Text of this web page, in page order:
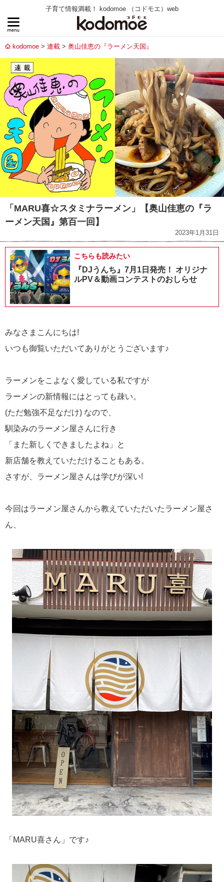
子育て情報満載！ kodomoe （コドモエ）web
kodomoe 連載 奥山佳恵の『ラーメン天国』
「MARU喜☆スタミナラーメン」【奥山佳恵の『ラ
ーメン天国』第百一回】
2023年1月31日
こちらも読みたい
『DJうんち』7月1日発売！ オリジナ
ルPV＆動画コンテストのおしらせ
みなさまこんにちは!
いつも御覧いただいてありがとうございます♪
ラーメンをこよなく愛している私ですが
ラーメンの新情報にはとっても疎い。
(ただ勉強不足なだけ) なので、
馴染みのラーメン屋さんに行き
「また新しくできましたよね」と
新店舗を教えていただけることもある。
さすが、ラーメン屋さんは学びが深い!
今回はラーメン屋さんから教えていただいたラーメン屋さ
ん、
「MARU喜さん」です♪